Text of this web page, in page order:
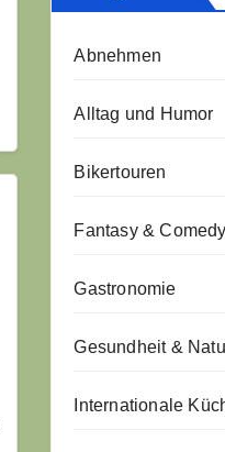
Abnehmen
Alltag und Humor
Bikertouren
Fantasy & Comedy
Gastronomie
Gesundheit &
Internationale